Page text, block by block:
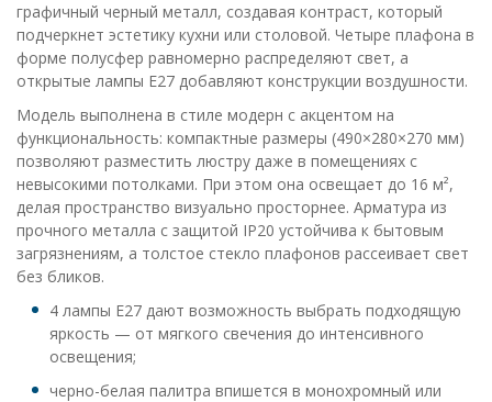
графичный черный металл, создавая контраст, который
подчеркнет эстетику кухни или столовой. Четыре плафона в
форме полусфер равномерно распределяют свет, а
открытые лампы E27 добавляют конструкции воздушности.
Модель выполнена в стиле модерн с акцентом на
функциональность: компактные размеры (490×280×270 мм)
позволяют разместить люстру даже в помещениях с
невысокими потолками. При этом она освещает до 16 м²,
делая пространство визуально просторнее. Арматура из
прочного металла с защитой IP20 устойчива к бытовым
загрязнениям, а толстое стекло плафонов рассеивает свет
без бликов.
4 лампы E27 дают возможность выбрать подходящую
яркость — от мягкого свечения до интенсивного
освещения;
черно-белая палитра впишется в монохромный или